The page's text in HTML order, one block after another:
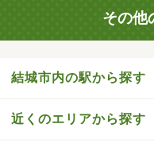
その他
結城市内の駅から探す
近くのエリアから探す